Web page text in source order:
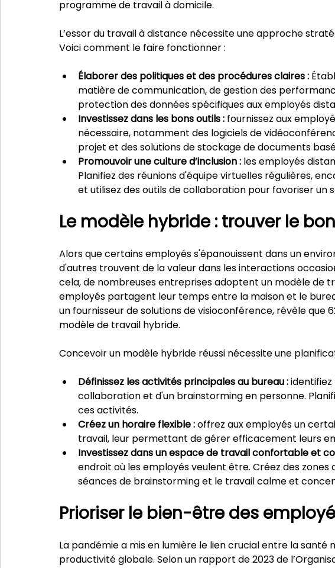
programme de travail à domicile.
L’essor du travail à distance nécessite une approche
Voici comment le faire fonctionner :
Élaborer des politiques et des procédures claires :
matière de communication, de gestion des
protection des données spécifiques aux employés
Investissez dans les bons outils : fournissez aux
nécessaire, notamment des logiciels de
projet et des solutions de stockage de documents
Promouvoir une culture d’inclusion : les employés
Planifiez des réunions d'équipe virtuelles régulières,
et utilisez des outils de collaboration pour favoriser un
Le modèle hybride : trouver le
Alors que certains employés s'épanouissent dans un
d'autres trouvent de la valeur dans les interactions
cela, de nombreuses entreprises adoptent un modèle de
employés partagent leur temps entre la maison et le
un fournisseur de solutions de visioconférence, révèle que
modèle de travail hybride.
Concevoir un modèle hybride réussi nécessite une
Définissez les activités principales au bureau :
collaboration et d'un brainstorming en personne.
ces activités.
Créez un horaire flexible : offrez aux employés un
travail, leur permettant de gérer efficacement leurs
Investissez dans un espace de travail confortable et
endroit où les employés veulent être. Créez des zones
séances de brainstorming et le travail calme et
Prioriser le bien-être des
La pandémie a mis en lumière le lien crucial entre la santé
productivité globale. Selon un rapport de 2023 de